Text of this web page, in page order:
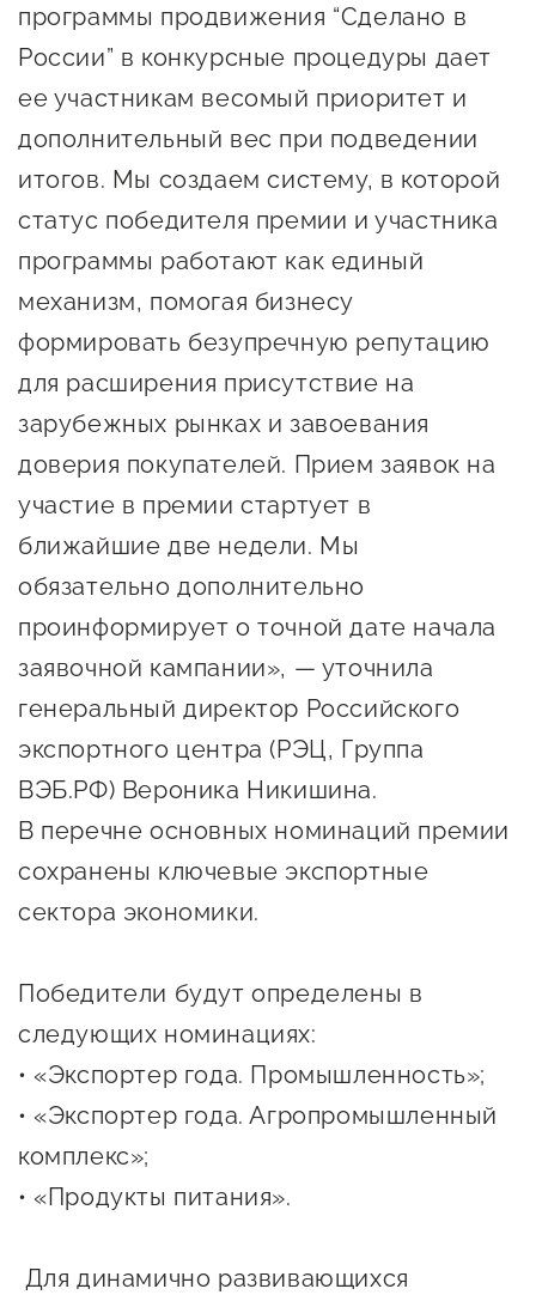
Госзакупки для малого
бизнеса
Каталог югорских франшиз
Инвестору
Самозанятому
Конкурсы для
предпринимателей
Сообщить о нарушении
АвтоУСН
Иностранным гражданам
О фонде
Общая информация
Органы управления и надзора
Документы
программы продвижения “Сделано в
России” в конкурсные процедуры дает
ее участникам весомый приоритет и
дополнительный вес при подведении
итогов. Мы создаем систему, в которой
статус победителя премии и участника
программы работают как единый
механизм, помогая бизнесу
формировать безупречную репутацию
для расширения присутствие на
зарубежных рынках и завоевания
доверия покупателей. Прием заявок на
участие в премии стартует в
ближайшие две недели. Мы
обязательно дополнительно
проинформирует о точной дате начала
заявочной кампании», — уточнила
генеральный директор Российского
экспортного центра (РЭЦ, Группа
ВЭБ.РФ) Вероника Никишина.
В перечне основных номинаций премии
сохранены ключевые экспортные
сектора экономики.
Победители будут определены в
следующих номинациях:
• «Экспортер года. Промышленность»;
• «Экспортер года. Агропромышленный
комплекс»;
• «Продукты питания».
Для динамично развивающихся